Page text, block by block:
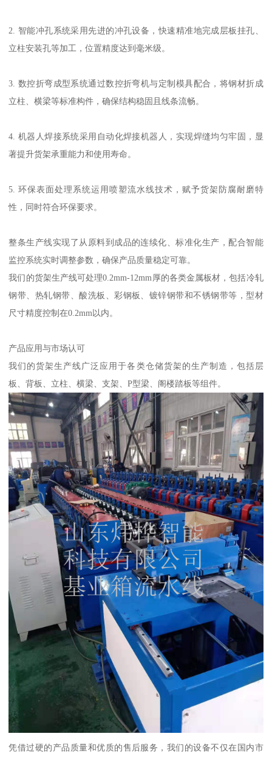
2. 智能冲孔系统采用先进的冲孔设备，快速精准地完成层板挂孔、
立柱安装孔等加工，位置精度达到毫米级。
3. 数控折弯成型系统通过数控折弯机与定制模具配合，将钢材折成
立柱、横梁等标准构件，确保结构稳固且线条流畅。
4. 机器人焊接系统采用自动化焊接机器人，实现焊缝均匀牢固，显
著提升货架承重能力和使用寿命。
5. 环保表面处理系统运用喷塑流水线技术，赋予货架防腐耐磨特
性，同时符合环保要求。
整条生产线实现了从原料到成品的连续化、标准化生产，配合智能
监控系统实时调整参数，确保产品质量稳定可靠。
我们的货架生产线可处理0.2mm-12mm厚的各类金属板材，包括冷轧
钢带、热轧钢带、酸洗板、彩钢板、镀锌钢带和不锈钢带等，型材
尺寸精度控制在0.2mm以内。
产品应用与市场认可
我们的货架生产线广泛应用于各类仓储货架的生产制造，包括层
板、背板、立柱、横梁、支架、P型梁、阁楼踏板等组件。
凭借过硬的产品质量和优质的售后服务，我们的设备不仅在国内市